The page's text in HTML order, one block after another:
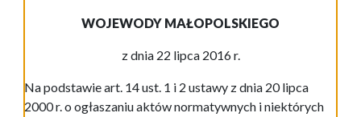
WOJEWODY MAŁOPOLSKIEGO
z dnia 22 lipca 2016 r.
Na podstawie art. 14 ust. 1 i 2 ustawy z dnia 20 lipca
2000 r. o ogłaszaniu aktów normatywnych i niektórych